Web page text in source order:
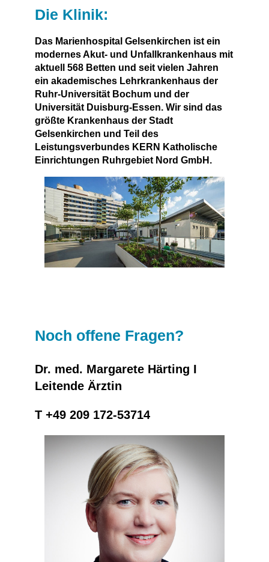
Die Klinik:
Das Marienhospital Gelsenkirchen ist ein
modernes Akut- und Unfallkrankenhaus mit
aktuell 568 Betten und seit vielen Jahren
ein akademisches Lehrkrankenhaus der
Ruhr-Universität Bochum und der
Universität Duisburg-Essen. Wir sind das
größte Krankenhaus der Stadt
Gelsenkirchen und Teil des
Leistungsverbundes KERN Katholische
Einrichtungen Ruhrgebiet Nord GmbH.
Noch offene Fragen?
Dr. med. Margarete Härting I
Leitende Ärztin
T +49 209 172-53714